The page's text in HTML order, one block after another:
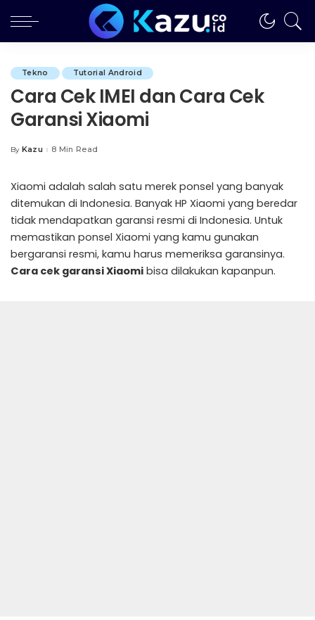
Tekno Tutorial Android
Cara Cek IMEI dan Cara Cek
Garansi Xiaomi
Posted
By Kazu 8 Min Read
Xiaomi adalah salah satu merek ponsel yang banyak
ditemukan di Indonesia. Banyak HP Xiaomi yang beredar
tidak mendapatkan garansi resmi di Indonesia. Untuk
memastikan ponsel Xiaomi yang kamu gunakan
bergaransi resmi, kamu harus memeriksa garansinya.
Cara cek garansi Xiaomi bisa dilakukan kapanpun.